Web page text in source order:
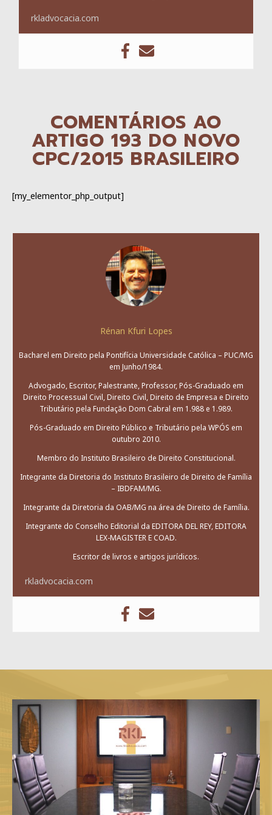
rkladvocacia.com
COMENTÁRIOS AO
ARTIGO 193 DO NOVO
CPC/2015 BRASILEIRO
[my_elementor_php_output]
Rénan Kfuri Lopes
Bacharel em Direito pela Pontifícia Universidade Católica – PUC/MG
em Junho/1984.
Advogado, Escritor, Palestrante, Professor, Pós-Graduado em
Direito Processual Civil, Direito Civil, Direito de Empresa e Direito
Tributário pela Fundação Dom Cabral em 1.988 e 1.989.
Pós-Graduado em Direito Público e Tributário pela WPÓS em
outubro 2010.
Membro do Instituto Brasileiro de Direito Constitucional.
Integrante da Diretoria do Instituto Brasileiro de Direito de Família
– IBDFAM/MG.
Integrante da Diretoria da OAB/MG na área de Direito de Família.
Integrante do Conselho Editorial da EDITORA DEL REY, EDITORA
LEX-MAGISTER E COAD.
Escritor de livros e artigos jurídicos.
rkladvocacia.com